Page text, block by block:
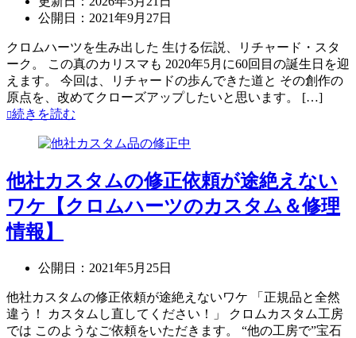
公開日： 2021年9月27日
クロムハーツを生み出した 生ける伝説、リチャード・スタ
ーク。 この真のカリスマも 2020年5月に60回目の誕生日を迎
えます。 今回は、リチャードの歩んできた道と その創作の
原点を、改めてクローズアップしたいと思います。 […]
続きを読む
他社カスタムの修正依頼が途絶えない
ワケ【クロムハーツのカスタム＆修理
情報】
公開日： 2021年5月25日
他社カスタムの修正依頼が途絶えないワケ 「正規品と全然
違う！ カスタムし直してください！」 クロムカスタム工房
では このようなご依頼をいただきます。 “他の工房で”宝石